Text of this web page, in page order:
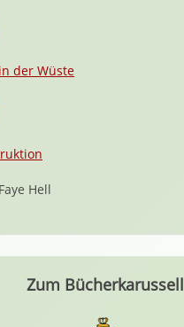
der Wüste
Hell
Zum Bücherkarussell